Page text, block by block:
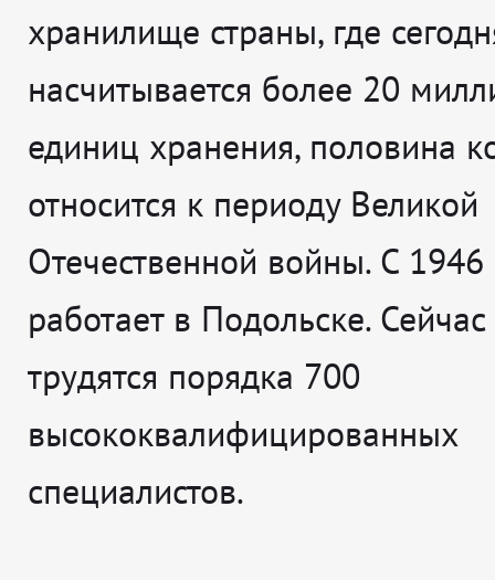
хранилище страны, где
насчитывается более 20
единиц хранения, половина
относится к периоду Великой
Отечественной войны. С 1946
работает в Подольске. Сейчас
трудятся порядка 700
высококвалифицированных
специалистов.